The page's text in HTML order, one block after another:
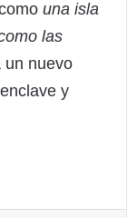
una isla
las
un nuevo
y